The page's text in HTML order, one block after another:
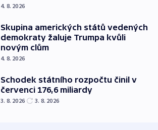
4. 8. 2026
Skupina amerických států vedených
demokraty žaluje Trumpa kvůli
novým clům
4. 8. 2026
Schodek státního rozpočtu činil v
červenci 176,6 miliardy
3. 8. 2026 3. 8. 2026